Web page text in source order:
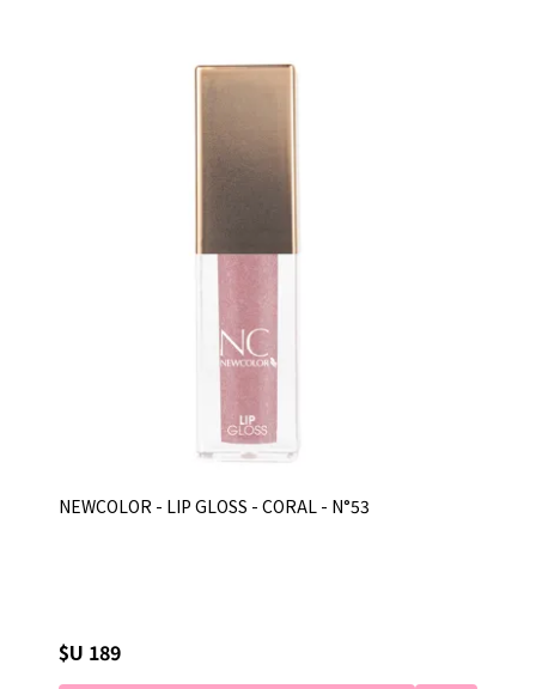
NEWCOLOR - LIP GLOSS - CORAL - N°53
$U 189